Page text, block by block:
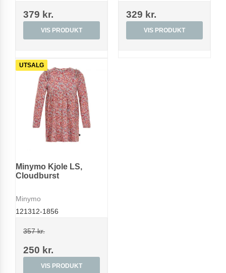
379 kr.
VIS PRODUKT
329 kr.
VIS PRODUKT
UTSALG
Minymo Kjole LS,
Cloudburst
Minymo
121312-1856
357 kr.
250 kr.
VIS PRODUKT